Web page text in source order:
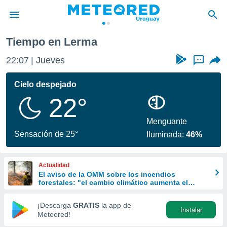
de
ha
calidad.
a este
las
y
forma
digital
basada
Tiempo en Lerma
22:07 Jueves ...
Cielo despejado
22°
Sensación de 25°
Menguante
Iluminada:46%
Actualidad
El aviso de la OMM sobre los incendios
forestales: "el cambio climático aumenta el
¡Descarga GRATIS la app de
Meteored!
Instalar